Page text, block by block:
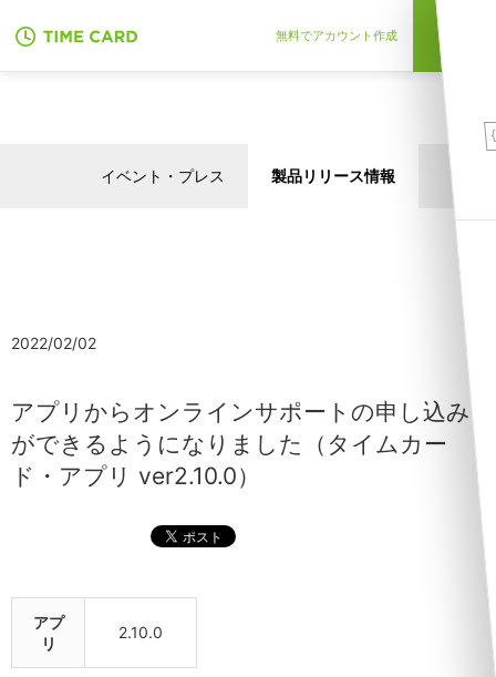
無料でアカウント作成
イベント・プレス 製品リリース情報
2022/02/02
アプリからオンラインサポートの申し込み
ができるようになりました（タイムカー
ド・アプリ ver2.10.0）
アプ
リ
2.10.0